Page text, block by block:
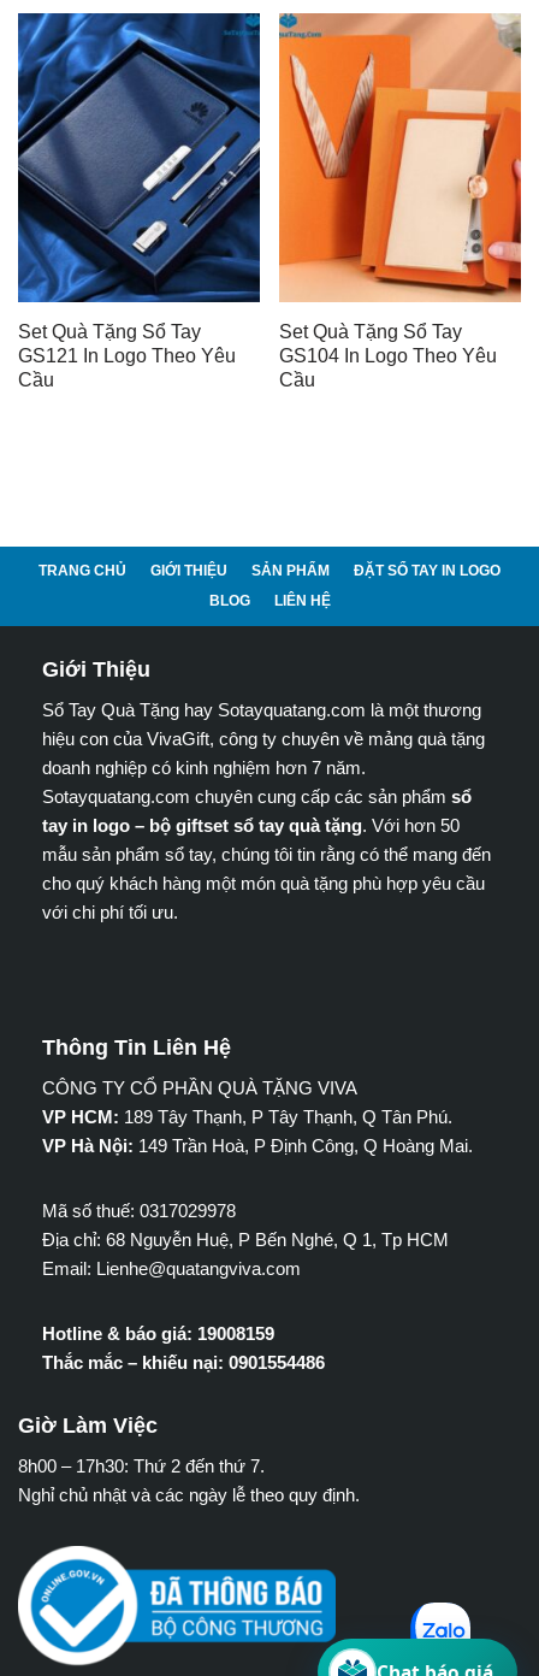
Set Quà Tặng Sổ Tay
GS121 In Logo Theo Yêu
Cầu
Set Quà Tặng Sổ Tay
GS104 In Logo Theo Yêu
Cầu
TRANG CHỦ GIỚI THIỆU SẢN PHẨM
ĐẶT SỔ TAY IN LOGO
BLOG
LIÊN HỆ
Giới Thiệu
Sổ Tay Quà Tặng hay Sotayquatang.com là một thương
hiệu con của VivaGift, công ty chuyên về mảng quà tặng
doanh nghiệp có kinh nghiệm hơn 7 năm.
Sotayquatang.com chuyên cung cấp các sản phẩm sổ
tay in logo – bộ giftset sổ tay quà tặng. Với hơn 50
mẫu sản phẩm sổ tay, chúng tôi tin rằng có thể mang đến
cho quý khách hàng một món quà tặng phù hợp yêu cầu
với chi phí tối ưu.
Thông Tin Liên Hệ
CÔNG TY CỔ PHẦN QUÀ TẶNG VIVA
VP HCM: 189 Tây Thạnh, P Tây Thạnh, Q Tân Phú.
VP Hà Nội: 149 Trần Hoà, P Định Công, Q Hoàng Mai.
Mã số thuế: 0317029978
Địa chỉ: 68 Nguyễn Huệ, P Bến Nghé, Q 1, Tp HCM
Email: Lienhe@quatangviva.com
Hotline & báo giá: 19008159
Thắc mắc – khiếu nại: 0901554486
Giờ Làm Việc
8h00 – 17h30: Thứ 2 đến thứ 7.
Nghỉ chủ nhật và các ngày lễ theo quy định.